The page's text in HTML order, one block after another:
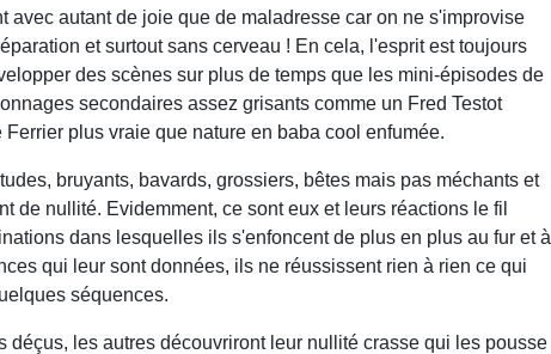
avec autant de joie que de maladresse car on ne s'improvise
et surtout sans cerveau ! En cela, l'esprit est toujours
des scènes sur plus de temps que les mini-épisodes de
secondaires assez grisants comme un Fred Testot
plus vraie que nature en baba cool enfumée.
bruyants, bavards, grossiers, bêtes mais pas méchants et
de nullité. Evidemment, ce sont eux et leurs réactions le fil
dans lesquelles ils s'enfoncent de plus en plus au fur et à
qui leur sont données, ils ne réussissent rien à rien ce qui
séquences.
les autres découvriront leur nullité crasse qui les pousse